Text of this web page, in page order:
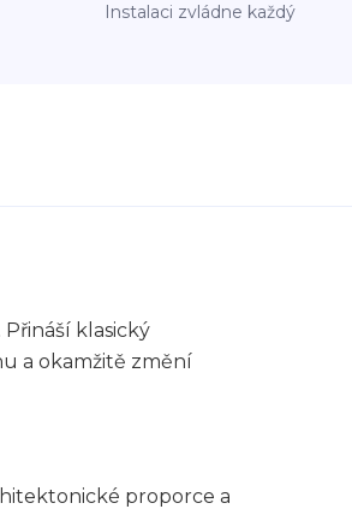
Instalaci zvládne každý
klasický
a okamžitě změní
proporce a